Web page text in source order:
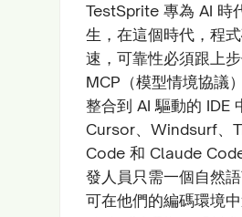
TestSprite 專為 AI 時
生，在這個時代，程
速，可靠性必須跟上
MCP（模型情境協議
整合到 AI 驅動的 IDE
Cursor、Windsurf、
Code 和 Claude
發人員只需一個自然
可在他們的編碼環境